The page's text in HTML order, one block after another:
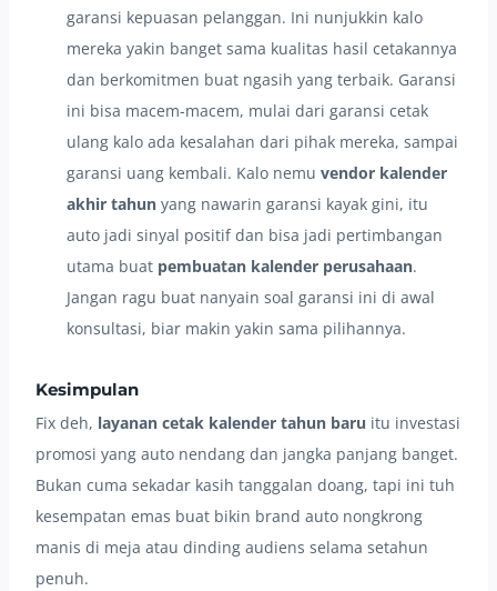
garansi kepuasan pelanggan. Ini nunjukkin kalo
mereka yakin banget sama kualitas hasil cetakannya
dan berkomitmen buat ngasih yang terbaik. Garansi
ini bisa macem-macem, mulai dari garansi cetak
ulang kalo ada kesalahan dari pihak mereka, sampai
garansi uang kembali. Kalo nemu vendor kalender
akhir tahun yang nawarin garansi kayak gini, itu
auto jadi sinyal positif dan bisa jadi pertimbangan
utama buat pembuatan kalender perusahaan.
Jangan ragu buat nanyain soal garansi ini di awal
konsultasi, biar makin yakin sama pilihannya.
Kesimpulan
Fix deh, layanan cetak kalender tahun baru itu investasi
promosi yang auto nendang dan jangka panjang banget.
Bukan cuma sekadar kasih tanggalan doang, tapi ini tuh
kesempatan emas buat bikin brand auto nongkrong
manis di meja atau dinding audiens selama setahun
penuh.